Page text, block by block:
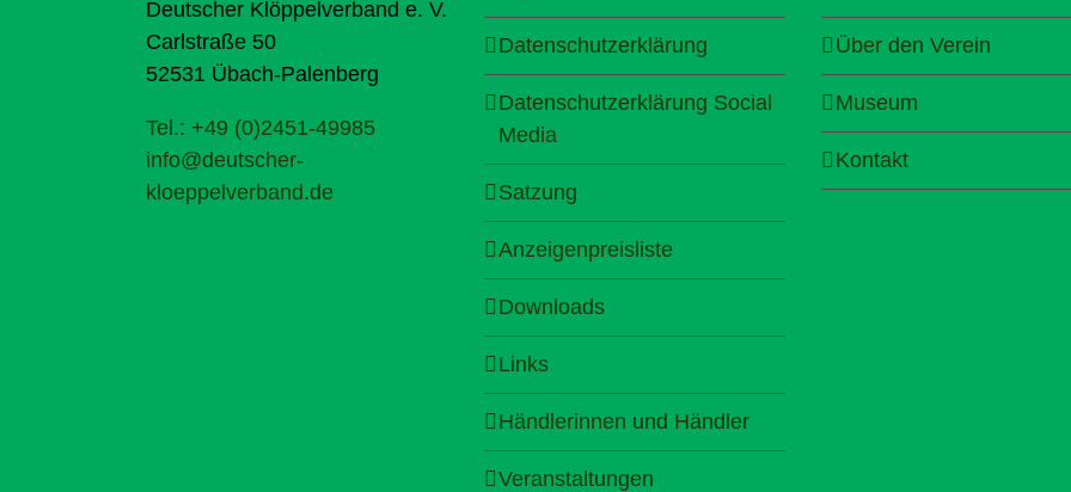
Deutscher Klöppelverband e. V.
Carlstraße 50
52531 Übach-Palenberg
Tel.: +49 (0)2451-49985
info@deutscher-
kloeppelverband.de
Datenschutzerklärung
Datenschutzerklärung Social
Media
Satzung
Anzeigenpreisliste
Downloads
Links
Händlerinnen und Händler
Veranstaltungen
Über den Verein
Museum
Kontakt